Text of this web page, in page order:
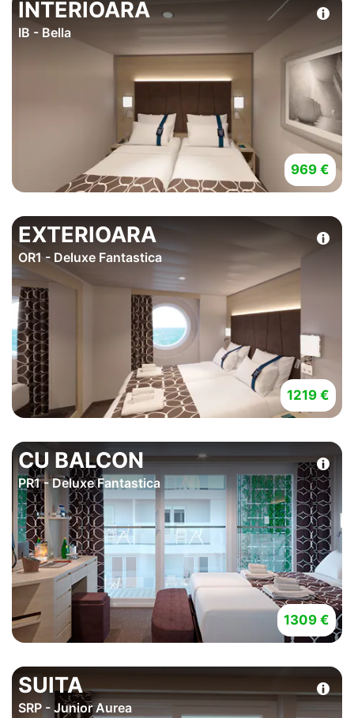
INTERIOARA
IB - Bella
969 €
EXTERIOARA
OR1 - Deluxe Fantastica
1219 €
CU BALCON
PR1 - Deluxe Fantastica
1309 €
SUITA
SRP - Junior Aurea